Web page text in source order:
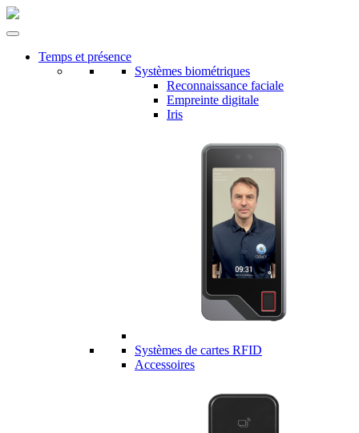
Temps et présence
Systèmes biométriques
Reconnaissance faciale
Empreinte digitale
Iris
Systèmes de cartes RFID
Accessoires